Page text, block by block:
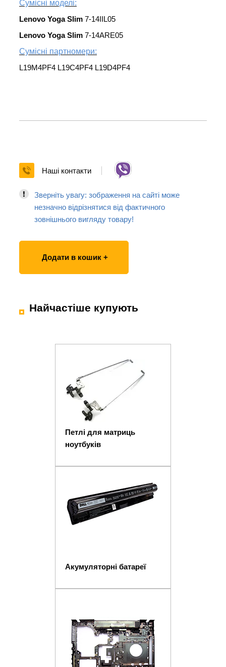
Сумісні моделі:
Lenovo Yoga Slim 7-14IIL05
Lenovo Yoga Slim 7-14ARE05
Сумісні партномери:
L19M4PF4 L19C4PF4 L19D4PF4
Наші контакти
Зверніть увагу: зображення на сайті може
незначно відрізнятися від фактичного
зовнішнього вигляду товару!
Додати в кошик +
Найчастіше купують
Петлі для матриць
ноутбуків
Акумуляторні батареї